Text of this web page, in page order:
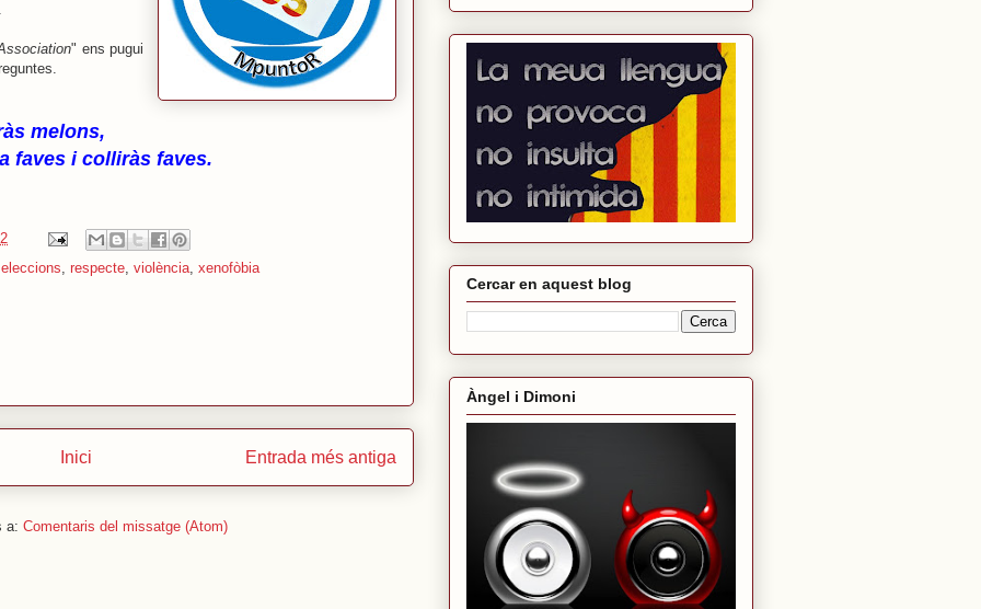
" ens pugui
.
melons,
faves i colliràs faves.
eleccions, respecte, violència, xenofòbia
Entrada més antiga
Inici
a: Comentaris del missatge (Atom)
Cercar en aquest blog
Àngel i Dimoni